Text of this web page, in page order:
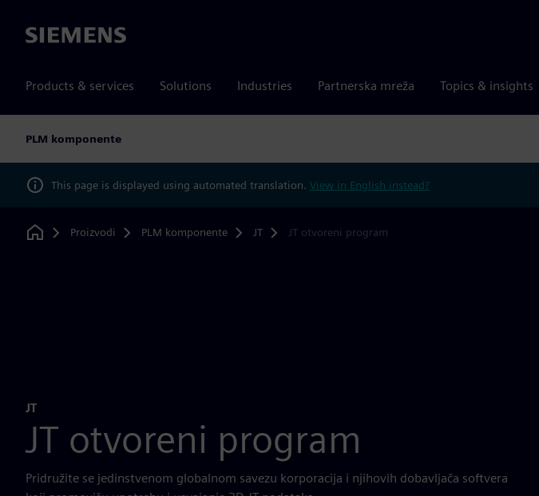
Siemens
Products & services Solutions Industries Partnerska mreža Topics & insights
PLM komponente
This page is displayed using automated translation. View in English instead?
Home
Proizvodi PLM komponente JT JT otvoreni program
JT
JT otvoreni program
Pridružite se jedinstvenom globalnom savezu korporacija i njihovih dobavljača softvera